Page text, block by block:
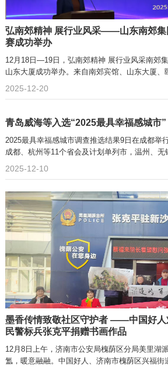
弘南郊精神 展行业风采——山东南郊集
赛成功举办
12月18日—19日，弘南郊精神 展行业风采南郊
山东大厦成功举办。来自南郊宾馆、山东大厦、
2025-12-20
青岛威海等入选“2025最具幸福感城市”
2025最具幸福感城市调查推选结果9日在成都举
成都、杭州等11个省会及计划单列市，温州、
2025-12-10
墨香传情致敬社区守护者 ——中国好人
民警标兵张克平捐赠书画作品‌
12月8日上午，济南市公安局槐荫区分局美里湖
氲，暖意融融。中国好人、济南市槐荫区兴福街